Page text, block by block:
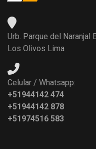
Urb. Parque del Naranjal
Los Olivos Lima
Celular / Whatsapp:
+51944142 474
+51944142 878
+51974516 583